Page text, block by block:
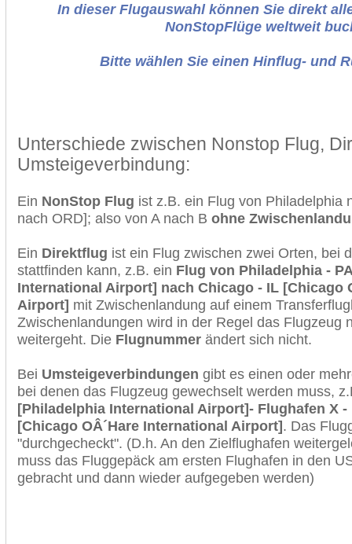
In dieser Flugauswahl können Sie direkt
NonStopFlüge weltweit
Bitte wählen Sie einen Hinflug- und
Unterschiede zwischen Nonstop Flug,
Umsteigeverbindung:
Ein NonStop Flug ist z.B. ein Flug von Philadelphia
nach ORD]; also von A nach B ohne
Ein Direktflug ist ein Flug zwischen zwei Orten, bei
stattfinden kann, z.B. ein Flug von Philadelphia -
International Airport] nach Chicago - IL [Chicago
Airport] mit Zwischenlandung auf einem
Zwischenlandungen wird in der Regel das Flugzeug
weitergeht. Die Flugnummer ändert sich nicht.
Bei Umsteigeverbindungen gibt es einen oder
bei denen das Flugzeug gewechselt werden muss,
[Philadelphia International Airport]- Flughafen X -
[Chicago OÂ´Hare International Airport]. Das
"durchgecheckt". (D.h. An den Zielflughafen
muss das Fluggepäck am ersten Flughafen in den
gebracht und dann wieder aufgegeben werden)